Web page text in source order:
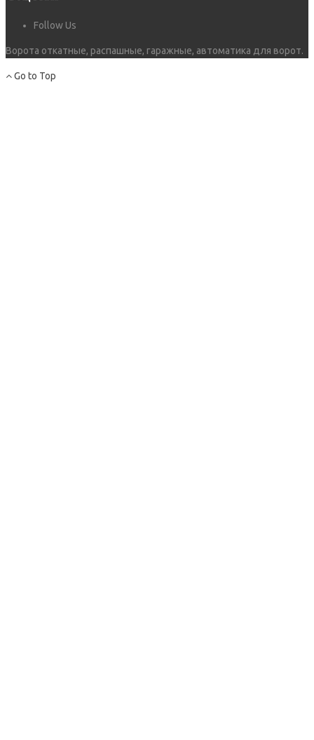
Follow Us
Ворота откатные, распашные, гаражные, автоматика для ворот.
Go to Top